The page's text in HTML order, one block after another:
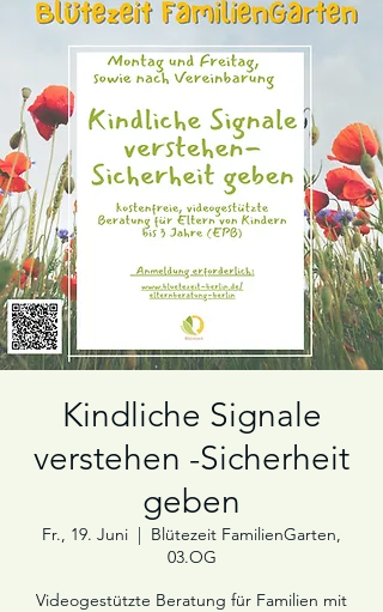
Kindliche Signale
verstehen -Sicherheit
geben
Fr., 19. Juni
  |
Blütezeit FamilienGarten,
03.OG
Videogestützte Beratung für Familien mit